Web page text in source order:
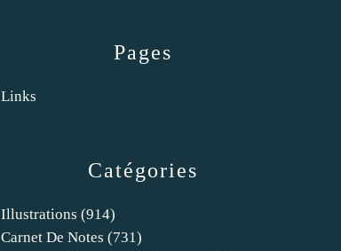
Catégories
Illustrations (914)
Carnet De Notes (731)
Pages
Links